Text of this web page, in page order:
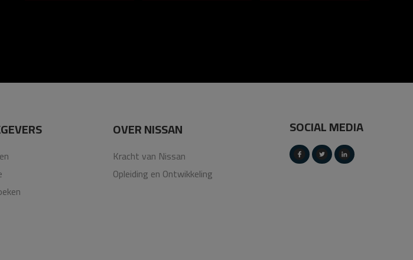
OVER NISSAN
Kracht van Nissan
Opleiding en Ontwikkeling
SOCIAL MEDIA